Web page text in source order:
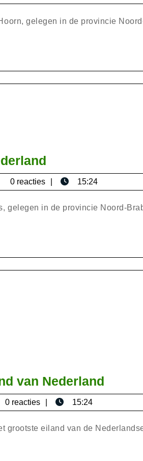
gelegen in de provincie
de
charme
van
0 reacties 15:24
gelegen in de provincie Noord-
van Nederland
Texel:
Het
0 reacties 15:24
grootste eiland van de